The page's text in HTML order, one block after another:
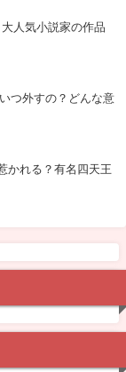
人気小説家の作品
つ外すの？どんな意
かれる？有名四天王